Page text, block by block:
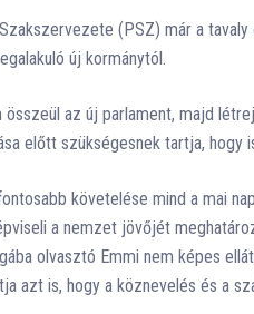
(PSZ) már a
új kormánytól.
összeül az új parlament, majd
előtt szükségesnek tartja,
követelése mind a mai
a nemzet jövőjét
olvasztó Emmi nem képes
azt is, hogy a köznevelés és a